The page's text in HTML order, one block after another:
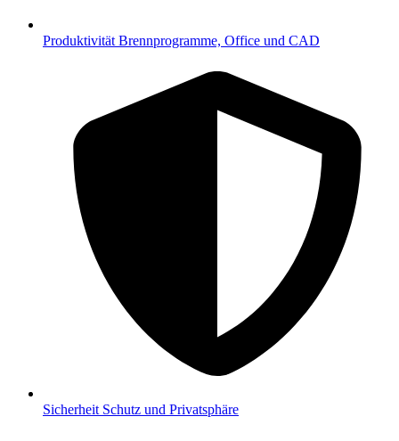
Produktivität Brennprogramme, Office und CAD
Sicherheit Schutz und Privatsphäre